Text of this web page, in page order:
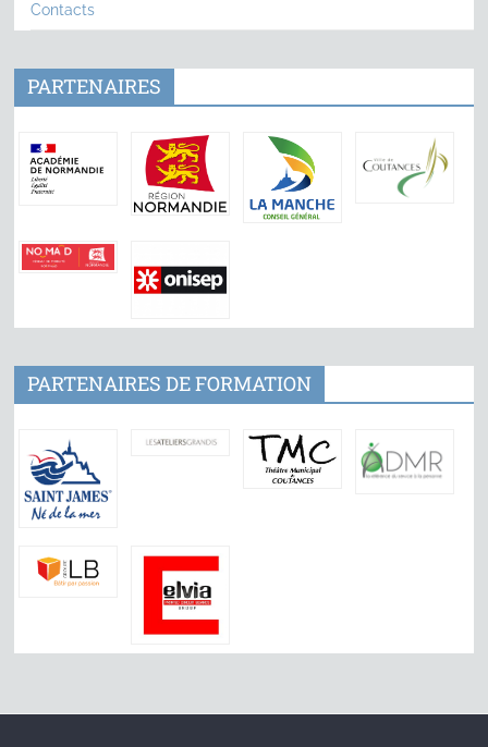
Contacts
PARTENAIRES
PARTENAIRES DE FORMATION